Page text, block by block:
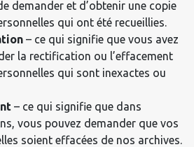
demander et d’obtenir une copie
qui ont été recueillies.
– ce qui signifie que vous avez
la rectification ou l’effacement
qui sont inexactes ou
– ce qui signifie que dans
vous pouvez demander que vos
soient effacées de nos archives.